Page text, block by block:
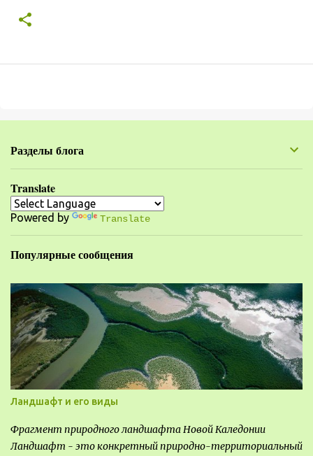
Разделы блога
Translate
Powered by Translate
Популярные сообщения
Ландшафт и его виды
Фрагмент природного ландшафта Новой Каледонии
Ландшафт - это конкретный природно-территориальный